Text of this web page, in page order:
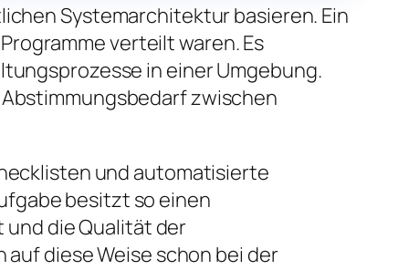
Systemarchitektur basieren. Ein
verteilt waren. Es
in einer Umgebung.
zwischen
und automatisierte
besitzt so einen
die Qualität der
diese Weise schon bei der